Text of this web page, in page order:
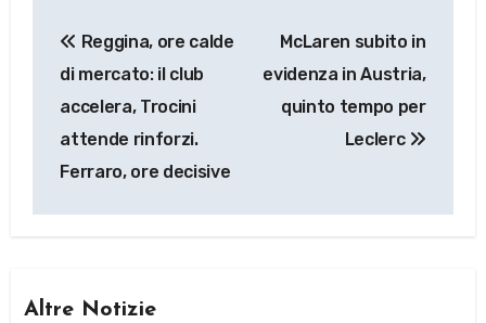
articoli
Reggina, ore calde
di mercato: il club
accelera, Trocini
attende rinforzi.
Ferraro, ore decisive
McLaren subito in
evidenza in Austria,
quinto tempo per
Leclerc
Altre Notizie